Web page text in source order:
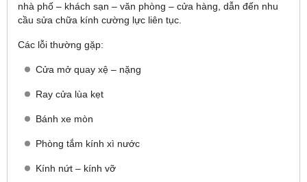
nhà phố – khách sạn – văn phòng – cửa hàng, dẫn đến nhu
cầu sửa chữa kính cường lực liên tục.
Các lỗi thường gặp:
Cửa mở quay xệ – nặng
Ray cửa lùa kẹt
Bánh xe mòn
Phòng tắm kính xì nước
Kính nứt – kính vỡ